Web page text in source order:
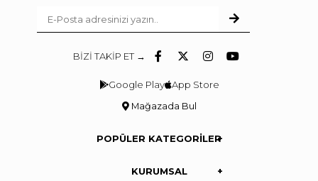
BİZİ TAKİP ET →
Google Play App Store
Mağazada Bul
POPÜLER KATEGORİLER
KURUMSAL